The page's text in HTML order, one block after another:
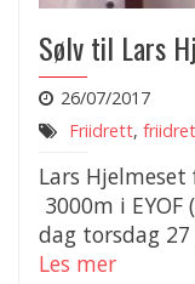
Sølv til Lars
26/07/2017
Friidrett,
Lars
3000m i
dag torsdag
Les mer